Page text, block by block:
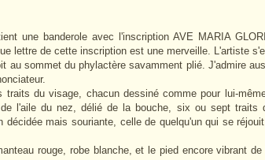
une banderole avec l'inscription AVE MARIA
lettre de cette inscription est une merveille. L'artiste
au sommet du phylactère savamment plié. J'admire
traits du visage, chacun dessiné comme pour lui-
l'aile du nez, délié de la bouche, six ou sept traits
décidée mais souriante, celle de quelqu'un qui se
rouge, robe blanche, et le pied encore vibrant de